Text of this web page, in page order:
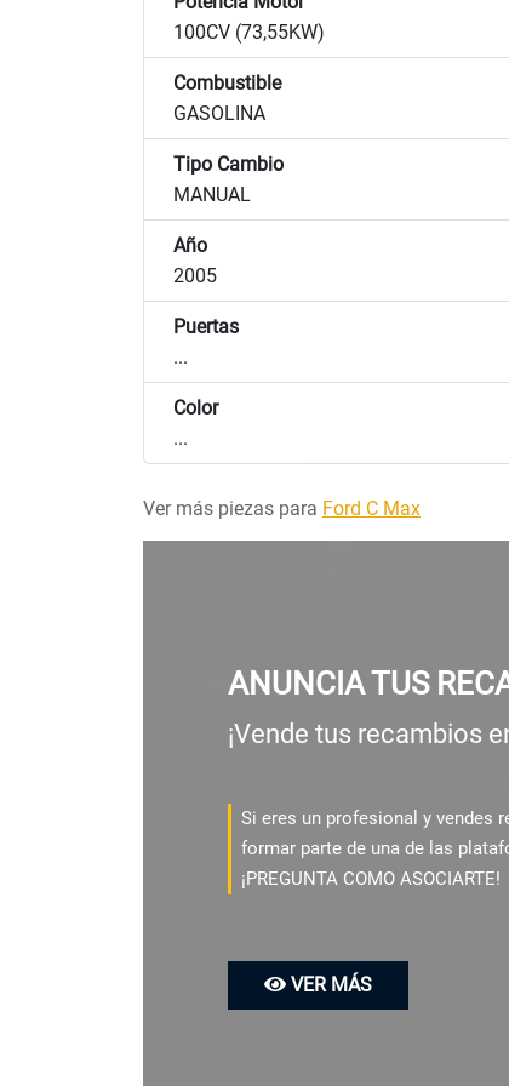
100CV (73,55KW)
Combustible
GASOLINA
Tipo Cambio
MANUAL
Año
2005
Puertas
...
Color
...
Ver más piezas para Ford C Max
ANUNCIA TUS
¡Vende tus recambios
Si eres un profesional y vendes
formar parte de una de las
¡PREGUNTA COMO ASOCIARTE!
VER MÁS